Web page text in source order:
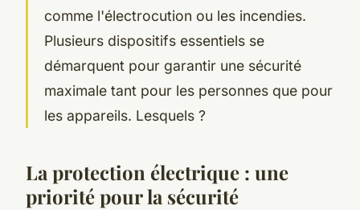
comme l'électrocution ou les incendies.
Plusieurs dispositifs essentiels se
démarquent pour garantir une sécurité
maximale tant pour les personnes que pour
les appareils. Lesquels ?
La protection électrique : une
priorité pour la sécurité